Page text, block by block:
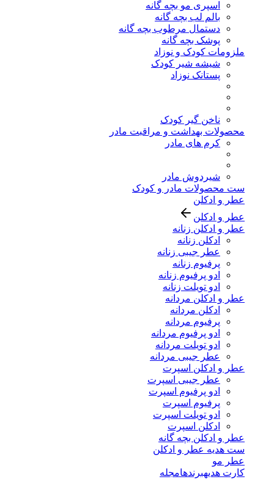
اسپری مو بچه گانه
بالم لب بچه گانه
دستمال مرطوب بچه گانه
پوشک بچه گانه
ملزومات کودک و نوزاد
شیشه شیر کودک
پستانک نوزاد
ناخن گیر کودک
محصولات بهداشت و مراقبت مادر
کرم های مادر
شیردوش مادر
ست محصولات مادر و کودک
عطر و ادکلن
عطر و ادکلن
عطر و ادکلن زنانه
ادکلن زنانه
عطر جیبی زنانه
پرفیوم زنانه
ادو پرفیوم زنانه
ادو تویلت زنانه
عطر و ادکلن مردانه
ادکلن مردانه
پرفیوم مردانه
ادو پرفیوم مردانه
ادو تویلت مردانه
عطر جیبی مردانه
عطر و ادکلن اسپرت
عطر جیبی اسپرت
ادو پرفیوم اسپرت
پرفیوم اسپرت
ادو تویلت اسپرت
ادکلن اسپرت
عطر و ادکلن بچه گانه
ست هدیه عطر و ادکلن
عطر مو
کارت هدیهبرندهامجله